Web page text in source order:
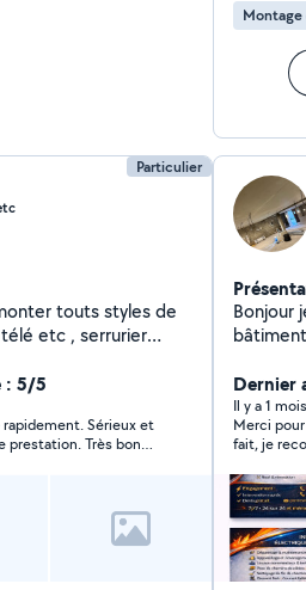
Particulier
touts styles de
etc , serrurier
: 5/5
Sérieux et
prestation. Très bon
Bonjour
suis à
éclairé
Dernier
Il y a 1 mois
Merci
fait, je